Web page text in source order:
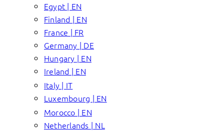
Egypt | EN
Finland | EN
France | FR
Germany | DE
Hungary | EN
Ireland | EN
Italy | IT
Luxembourg | EN
Morocco | EN
Netherlands | NL